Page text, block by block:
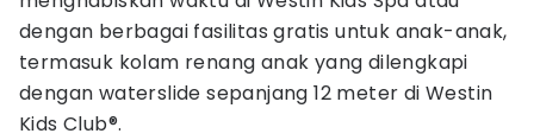
dengan berbagai fasilitas gratis untuk anak-anak,
termasuk kolam renang anak yang dilengkapi
dengan waterslide sepanjang 12 meter di Westin
Kids Club®.